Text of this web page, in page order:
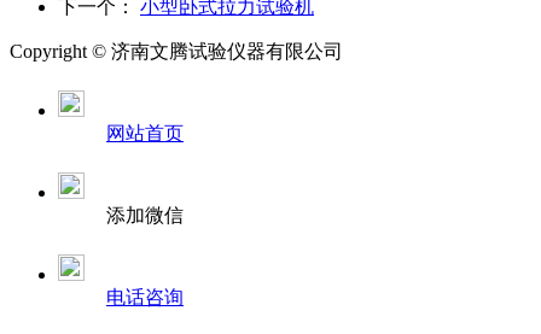
下一个： 小型卧式拉力试验机
Copyright © 济南文腾试验仪器有限公司
网站首页
添加微信
电话咨询